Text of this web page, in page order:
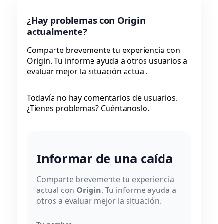
¿Hay problemas con Origin
actualmente?
Comparte brevemente tu experiencia con
Origin. Tu informe ayuda a otros usuarios a
evaluar mejor la situación actual.
Todavía no hay comentarios de usuarios.
¿Tienes problemas? Cuéntanoslo.
Informar de una caída
Comparte brevemente tu experiencia
actual con Origin. Tu informe ayuda a
otros a evaluar mejor la situación.